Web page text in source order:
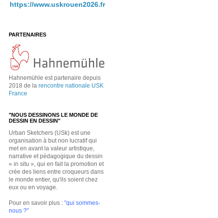
https://www.uskrouen2026.fr
PARTENAIRES
Hahnemühle est partenaire depuis
2018 de la rencontre nationale USK
France
"NOUS DESSINONS LE MONDE DE
DESSIN EN DESSIN"
Urban Sketchers (USk) est une
organisation à but non lucratif qui
met en avant la valeur artistique,
narrative et pédagogique du dessin
« in situ », qui en fait la promotion et
crée des liens entre croqueurs dans
le monde entier, qu'ils soient chez
eux ou en voyage.
Pour en savoir plus : "qui sommes-
nous ?"